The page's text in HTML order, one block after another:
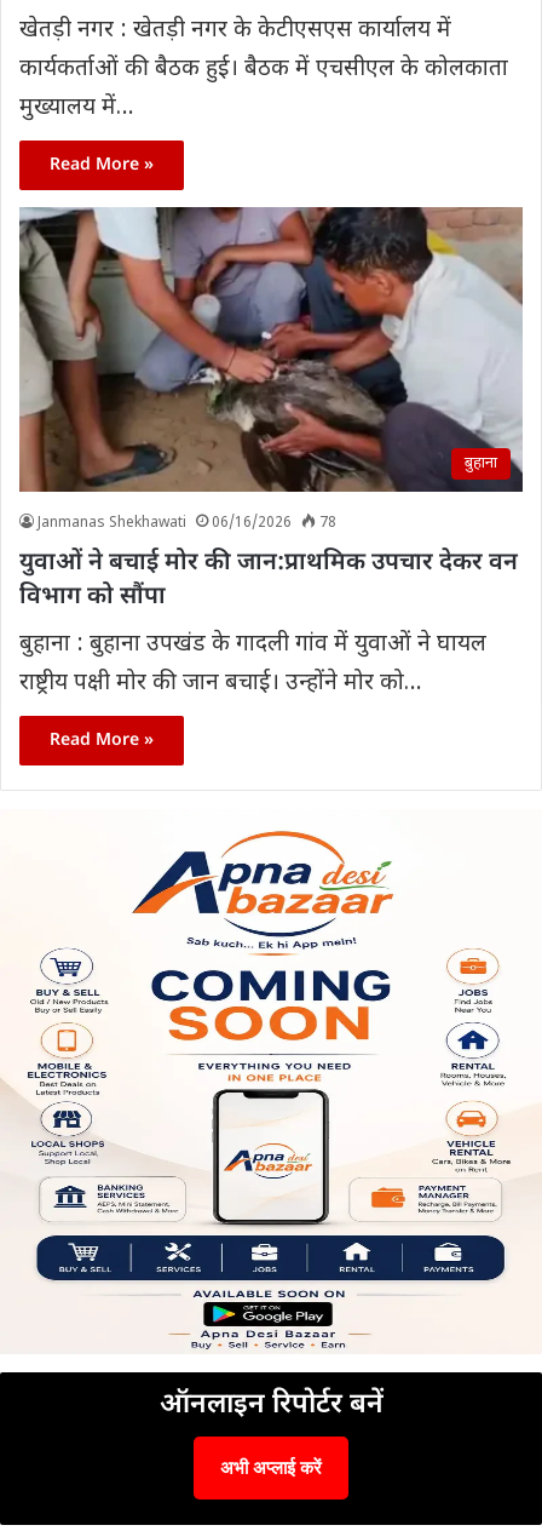
खेतड़ी नगर : खेतड़ी नगर के केटीएसएस कार्यालय में
कार्यकर्ताओं की बैठक हुई। बैठक में एचसीएल के कोलकाता
मुख्यालय में…
Read More »
बुहाना
Janmanas Shekhawati 06/16/2026 78
युवाओं ने बचाई मोर की जान:प्राथमिक उपचार देकर वन
विभाग को सौंपा
बुहाना : बुहाना उपखंड के गादली गांव में युवाओं ने घायल
राष्ट्रीय पक्षी मोर की जान बचाई। उन्होंने मोर को…
Read More »
ऑनलाइन रिपोर्टर बनें
अभी अप्लाई करें